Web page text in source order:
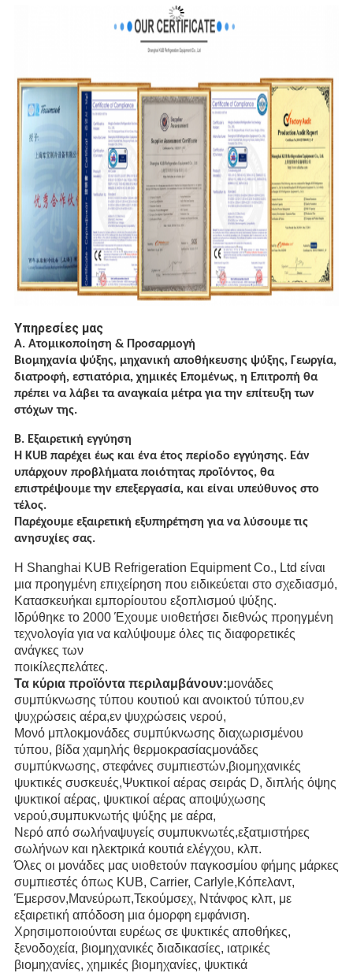
Υπηρεσίες μας
Α. Ατομικοποίηση & Προσαρμογή
Βιομηχανία ψύξης, μηχανική αποθήκευσης ψύξης, Γεωργία,
διατροφή, εστιατόρια, χημικές Επομένως, η Επιτροπή θα
πρέπει να λάβει τα αναγκαία μέτρα για την επίτευξη των
στόχων της.
Β. Εξαιρετική εγγύηση
Η KUB παρέχει έως και ένα έτος περίοδο εγγύησης. Εάν
υπάρχουν προβλήματα ποιότητας προϊόντος, θα
επιστρέψουμε την επεξεργασία, και είναι υπεύθυνος στο
τέλος.
Παρέχουμε εξαιρετική εξυπηρέτηση για να λύσουμε τις
ανησυχίες σας.
Η Shanghai KUB Refrigeration Equipment Co., Ltd είναι
μια προηγμένη επιχείρηση που ειδικεύεται στο σχεδιασμό,
Κατασκευήκαι εμπορίουτου εξοπλισμού ψύξης.
Ιδρύθηκε το 2000 Έχουμε υιοθετήσει διεθνώς προηγμένη
τεχνολογία για να καλύψουμε όλες τις διαφορετικές
ανάγκες των
ποικίλεςπελάτες.
Τα κύρια προϊόντα περιλαμβάνουν:μονάδες
συμπύκνωσης τύπου κουτιού και ανοικτού τύπου,εν
ψυχρώσεις αέρα,εν ψυχρώσεις νερού,
Μονό μπλοκμονάδες συμπύκνωσης διαχωρισμένου
τύπου, βίδα χαμηλής θερμοκρασίαςμονάδες
συμπύκνωσης, στεφάνες συμπιεστών,βιομηχανικές
ψυκτικές συσκευές,Ψυκτικοί αέρας σειράς D, διπλής όψης
ψυκτικοί αέρας, ψυκτικοί αέρας αποψύχωσης
νερού,συμπυκνωτής ψύξης με αέρα,
Νερό από σωλήναψυγείς συμπυκνωτές,εξατμιστήρες
σωλήνων και ηλεκτρικά κουτιά ελέγχου, κλπ.
Όλες οι μονάδες μας υιοθετούν παγκοσμίου φήμης μάρκες
συμπιεστές όπως KUB, Carrier, Carlyle,Κόπελαντ,
Έμερσον,Μανεύρωπ,Τεκούμσεχ, Ντάνφος κλπ, με
εξαιρετική απόδοση μια όμορφη εμφάνιση.
Χρησιμοποιούνται ευρέως σε ψυκτικές αποθήκες,
ξενοδοχεία, βιομηχανικές διαδικασίες, ιατρικές
βιομηχανίες, χημικές βιομηχανίες, ψυκτικά